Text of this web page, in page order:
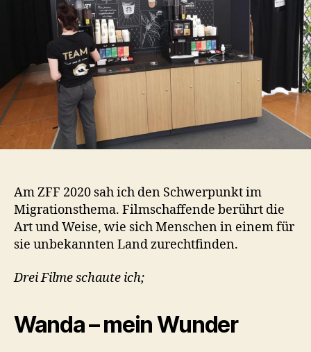
Am ZFF 2020 sah ich den Schwerpunkt im
Migrationsthema. Filmschaffende berührt die
Art und Weise, wie sich Menschen in einem für
sie unbekannten Land zurechtfinden.
Drei Filme schaute ich;
Wanda – mein Wunder